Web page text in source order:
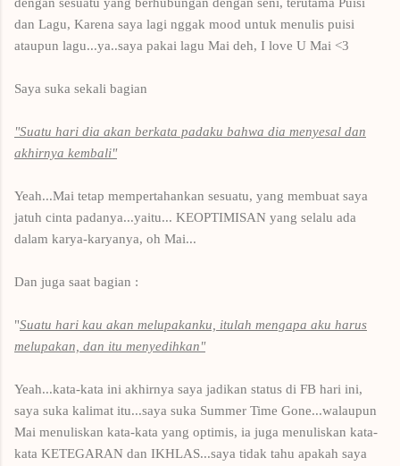
dan Lagu, Karena saya lagi nggak mood untuk menulis puisi
ataupun lagu...ya..saya pakai lagu Mai deh, I love U Mai <3
Saya suka sekali bagian
"Suatu hari dia akan berkata padaku bahwa dia menyesal dan
akhirnya kembali"
Yeah...Mai tetap mempertahankan sesuatu, yang membuat saya
jatuh cinta padanya...yaitu... KEOPTIMISAN yang selalu ada
dalam karya-karyanya, oh Mai...
Dan juga saat bagian :
"Suatu hari kau akan melupakanku, itulah mengapa aku harus
melupakan, dan itu menyedihkan"
Yeah...kata-kata ini akhirnya saya jadikan status di FB hari ini,
saya suka kalimat itu...saya suka Summer Time Gone...walaupun
Mai menuliskan kata-kata yang optimis, ia juga menuliskan kata-
kata KETEGARAN dan IKHLAS...saya tidak tahu apakah saya